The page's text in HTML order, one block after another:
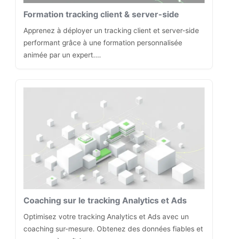
Formation tracking client & server-side
Apprenez à déployer un tracking client et server-side
performant grâce à une formation personnalisée
animée par un expert.…
Coaching sur le tracking Analytics et Ads
Optimisez votre tracking Analytics et Ads avec un
coaching sur-mesure. Obtenez des données fiables et